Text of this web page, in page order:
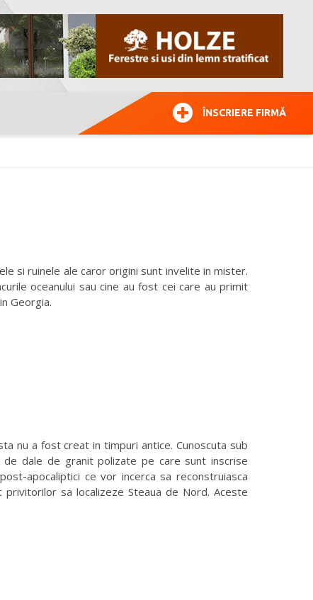
ÎNSCRIERE FIRMĂ
si ruinele ale caror origini sunt invelite in mister.
oceanului sau cine au fost cei care au primit
Georgia.
nu a fost creat in timpuri antice. Cunoscuta sub
dale de granit polizate pe care sunt inscrise
apocaliptici ce vor incerca sa reconstruiasca
sa localizeze Steaua de Nord. Aceste